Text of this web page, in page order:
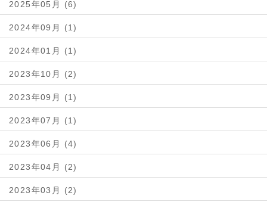
2025年05月 (6)
2024年09月 (1)
2024年01月 (1)
2023年10月 (2)
2023年09月 (1)
2023年07月 (1)
2023年06月 (4)
2023年04月 (2)
2023年03月 (2)